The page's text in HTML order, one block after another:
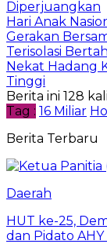
Diperjuangkan
Hari Anak
Gerakan
Terisolasi
Nekat Hadang
Tinggi
Berita ini 128
Tag : 16 Miliar
Berita Terbaru
Daerah
HUT ke-25,
dan Pidato